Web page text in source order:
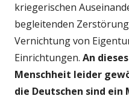
kriegerischen
begleitenden
Vernichtung von
Einrichtungen. An
Menschheit leider
die Deutschen sind ein